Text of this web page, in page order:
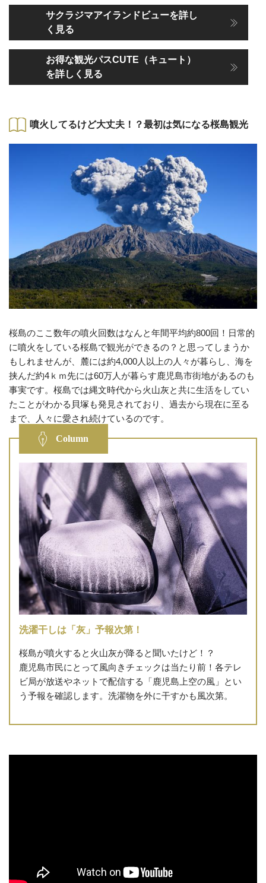
サクラジマアイランドビューを詳し
く見る
お得な観光パスCUTE（キュート）
を詳しく見る
噴火してるけど大丈夫！？最初は気になる桜島観光
桜島のここ数年の噴火回数はなんと年間平均約800回！日常的
に噴火をしている桜島で観光ができるの？と思ってしまうか
もしれませんが、麓には約4,000人以上の人々が暮らし、海を
挟んだ約4ｋｍ先には60万人が暮らす鹿児島市街地があるのも
事実です。桜島では縄文時代から火山灰と共に生活をしてい
たことがわかる貝塚も発見されており、過去から現在に至る
まで、人々に愛され続けているのです。
Column
洗濯干しは「灰」予報次第！
桜島が噴火すると火山灰が降ると聞いたけど！？
鹿児島市民にとって風向きチェックは当たり前！各テレ
ビ局が放送やネットで配信する「鹿児島上空の風」とい
う予報を確認します。洗濯物を外に干すかも風次第。